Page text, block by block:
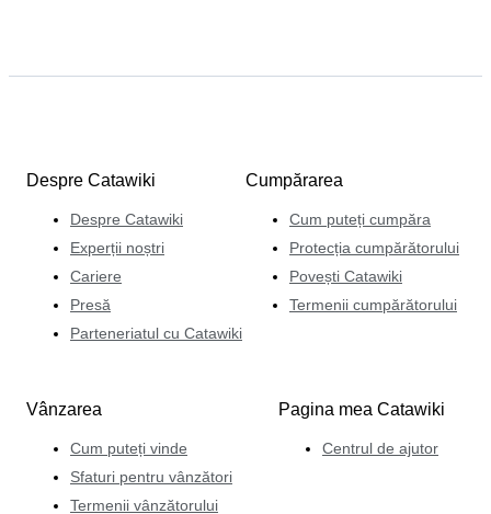
Despre Catawiki
Despre Catawiki
Experții noștri
Cariere
Presă
Parteneriatul cu Catawiki
Cumpărarea
Cum puteți cumpăra
Protecția cumpărătorului
Povești Catawiki
Termenii cumpărătorului
Vânzarea
Cum puteți vinde
Sfaturi pentru vânzători
Termenii vânzătorului
Pagina mea Catawiki
Centrul de ajutor